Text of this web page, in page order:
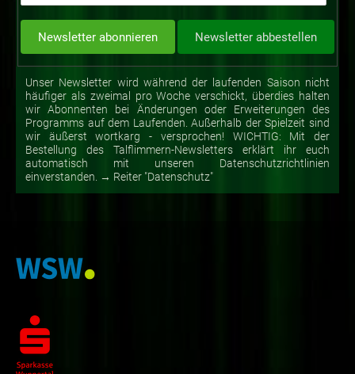
Unser Newsletter wird während der laufenden Saison nicht
häufiger als zweimal pro Woche verschickt, überdies halten
wir Abonnenten bei Änderungen oder Erweiterungen des
Programms auf dem Laufenden. Außerhalb der Spielzeit sind
wir äußerst wortkarg - versprochen! WICHTIG: Mit der
Bestellung des Talflimmern-Newsletters erklärt ihr euch
automatisch mit unseren Datenschutzrichtlinien
einverstanden. → Reiter "Datenschutz"